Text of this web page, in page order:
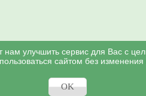
РФ «Об авторском праве и
улучшить сервис для Вас с
сайтом без
OK